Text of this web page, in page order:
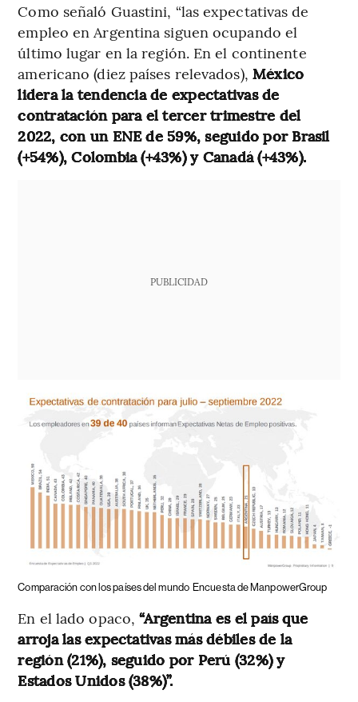
Como señaló Guastini, “las expectativas de
empleo en Argentina siguen ocupando el
último lugar en la región. En el continente
americano (diez países relevados), México
lidera la tendencia de expectativas de
contratación para el tercer trimestre del
2022, con un ENE de 59%, seguido por Brasil
(+54%), Colombia (+43%) y Canadá (+43%).
PUBLICIDAD
Comparación con los países del mundo Encuesta de ManpowerGroup
En el lado opaco,“Argentina es el país que
arroja las expectativas más débiles de la
región (21%), seguido por Perú (32%) y
Estados Unidos (38%)”.